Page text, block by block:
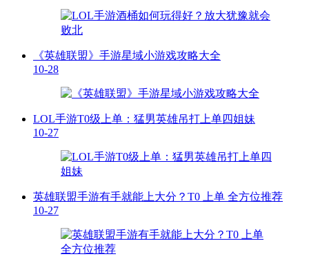
《英雄联盟》手游星域小游戏攻略大全
10-28
LOL手游T0级上单：猛男英雄吊打上单四姐妹
10-27
英雄联盟手游有手就能上大分？T0 上单 全方位推荐
10-27